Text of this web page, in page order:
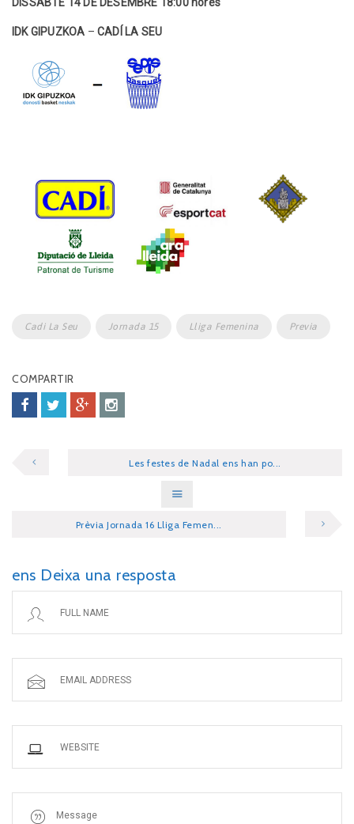
IDK GIPUZKOA –CADÍ LA SEU
Cadi La Seu Jornada 15 Lliga Femenina Previa
COMPARTIR
Les festes de Nadal ens han po...
Prèvia Jornada 16 Lliga Femen...
ens Deixa una resposta